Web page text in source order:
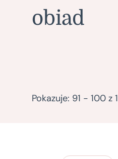
obiad
Pokazuje: 91 - 100 z